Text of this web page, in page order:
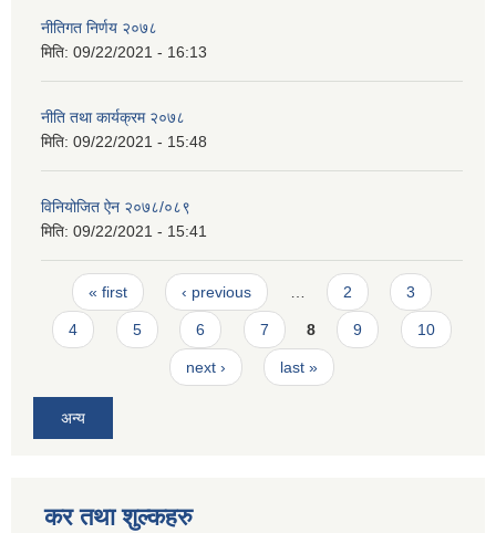
नीतिगत निर्णय २०७८
मिति: 09/22/2021 - 16:13
नीति तथा कार्यक्रम २०७८
मिति: 09/22/2021 - 15:48
विनियोजित ऐन २०७८/०८९
मिति: 09/22/2021 - 15:41
Pages
« first ‹ previous 2 3
4 5 6 7 8 9 10
next › last »
अन्य
कर तथा शुल्कहरु